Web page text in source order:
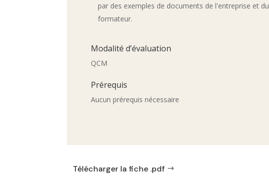
par des exemples de documents de l'entreprise et du
formateur.
Modalité d’évaluation
QCM
Prérequis
Aucun prérequis nécessaire
Télécharger la fiche .pdf